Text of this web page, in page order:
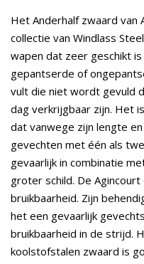
Het Anderhalf zwaard van
collectie van Windlass
wapen dat zeer geschikt
gepantserde of
vult die niet wordt gevuld
dag verkrijgbaar zijn. Het
dat vanwege zijn lengte
gevechten met één als
gevaarlijk in combinatie
groter schild. De
bruikbaarheid. Zijn
het een gevaarlijk
bruikbaarheid in de strijd.
koolstofstalen zwaard is